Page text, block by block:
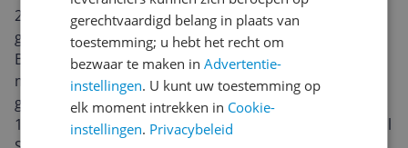
27 mm vingergaten voor sterke vingers. Moeiteloos
gebruik door licht gewicht: 60,5 g. Lengte: 20 cm
Bijzonder fijn oppervlakte: Hoogwaardig Japans rvs
met buitengewone snijprecisie Onderhoudstip: Na
gebruik in zoutwater met zoetwater afspoelen Inhoud:
1 rechte snoeischaar voor aquascaping, ProScape Tool
gerechtvaardigd belang in plaats van
toestemming; u hebt het recht om
bezwaar te maken inAdvertentie-
instellingen. U kunt uw toestemming op
elk moment intrekken in Cookie-
instellingen. Privacybeleid